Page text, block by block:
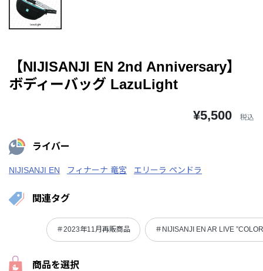
【NIJISANJI EN 2nd Anniversary】
ボディーバッグ LazuLight
¥5,500 税込
ライバー
NIJISANJI EN フィナーナ 竜宮 エリーラ ペンドラ
関連タグ
＃2023年11月再販商品 ＃NIJISANJI EN AR LIVE
商品を選択